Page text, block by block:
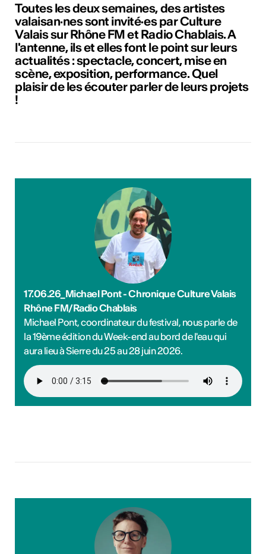
- Radio Chablais
Toutes les deux semaines, des artistes
valaisan·nes sont invité·es par Culture
Valais sur Rhône FM et Radio Chablais. A
l'antenne, ils et elles font le point sur leurs
actualités : spectacle, concert, mise en
scène, exposition, performance. Quel
plaisir de les écouter parler de leurs projets
!
17.06.26_Michael Pont - Chronique Culture Valais
Rhône FM/Radio Chablais
Michael Pont, coordinateur du festival, nous parle de
la 19ème édition du Week-end au bord de l'eau qui
aura lieu à Sierre du 25 au 28 juin 2026.